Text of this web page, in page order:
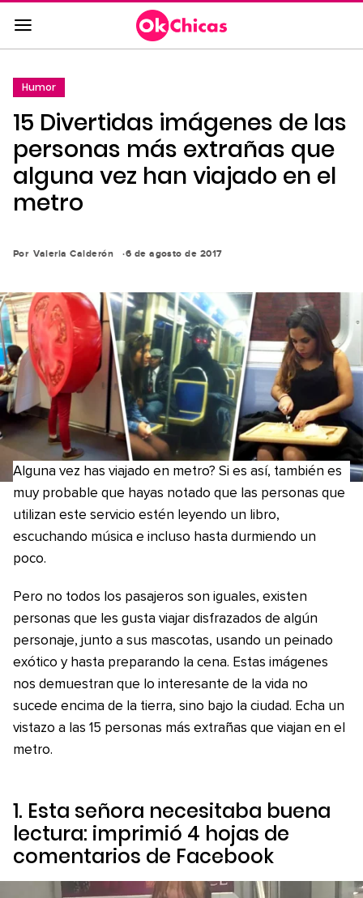
Saltar
al
contenido
la
navegación
principal
Humor
15 Divertidas imágenes de las
personas más extrañas que
alguna vez han viajado en el
metro
Por Valeria Calderón 6 de agosto de 2017
Alguna vez has viajado en metro? Si es así, también es
muy probable que hayas notado que las personas que
utilizan este servicio estén leyendo un libro,
escuchando música e incluso hasta durmiendo un
poco.
Pero no todos los pasajeros son iguales, existen
personas que les gusta viajar disfrazados de algún
personaje, junto a sus mascotas, usando un peinado
exótico y hasta preparando la cena. Estas imágenes
nos demuestran que lo interesante de la vida no
sucede encima de la tierra, sino bajo la ciudad. Echa un
vistazo a las 15 personas más extrañas que viajan en el
metro.
1. Esta señora necesitaba buena
lectura: imprimió 4 hojas de
comentarios de Facebook